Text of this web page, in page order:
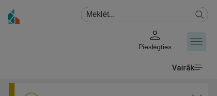
Pieslēgties
Vairāk